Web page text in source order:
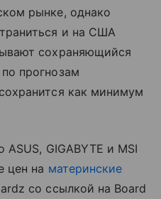
рынке, однако
и на США
сохраняющийся
прогнозам
как минимум
ASUS, GIGABYTE и MSI
цен на материнские
со ссылкой на Board